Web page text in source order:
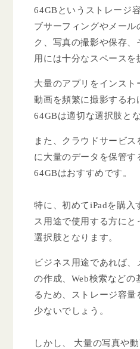
64GBというストレージ
ブサーフィングやメール
ク、写真の撮影や保存、
用には十分なスペースを
大量のアプリをインスト
動画を頻繁に撮影するわ
64GBは適切な選択肢と
また、クラウドサービス
に大量のデータを保管す
64GBはおすすめです。
特に、初めてiPadを購入
ス用途で使用する方にと
選択肢となります。
ビジネス用途であれば、
の作成、Web検索などの
るため、ストレージ容量
少ないでしょう。
しかし、 大量の写真や